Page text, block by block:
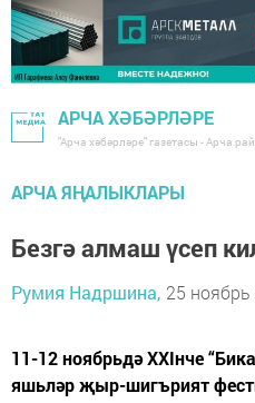
АРЧА ХӘБӘРЛӘРЕ
"Арча хәбәрләре" газетасы - Арча
АРЧА ЯҢАЛЫКЛАРЫ
Безгә алмаш үсеп
Румия Надршина, 25
11-12 ноябрьдә XXIнче
яшьләр җыр-шигърият